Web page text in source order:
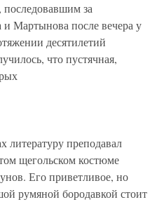
за
Мартынова после вечера у
десятилетий
что пустячная,
литературу преподавал
щегольском костюме
Его приветливое, но
румяной бородавкой стоит